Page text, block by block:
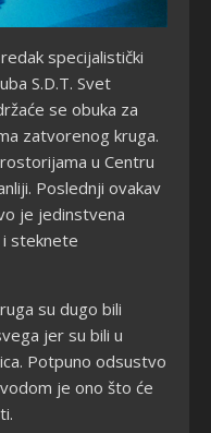
specijalistički
S.D.T. Svet
se obuka za
zatvorenog kruga.
u Centru
Poslednji ovakav
je jedinstvena
steknete
su dugo bili
jer su bili u
Potpuno odsustvo
je ono što će